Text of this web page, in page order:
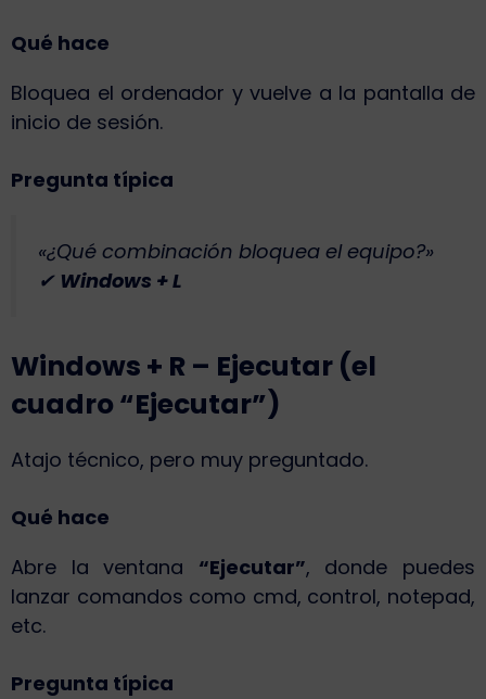
Qué hace
Bloquea el ordenador y vuelve a la pantalla de
inicio de sesión.
Pregunta típica
«¿Qué combinación bloquea el equipo?»
✔ Windows + L
Windows + R – Ejecutar (el
cuadro “Ejecutar”)
Atajo técnico, pero muy preguntado.
Qué hace
Abre la ventana “Ejecutar”, donde puedes
lanzar comandos como cmd, control, notepad,
etc.
Pregunta típica